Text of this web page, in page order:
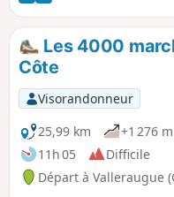
Les 4000
Côte
Visorandonneur
25,99 km
+1 276 m
11h 05
Difficile
Départ à Valleraugue